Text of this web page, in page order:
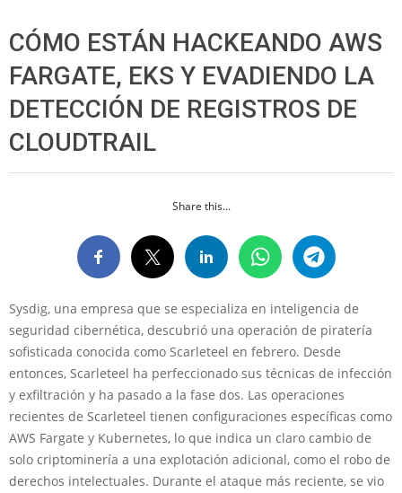
CÓMO ESTÁN HACKEANDO AWS
FARGATE, EKS Y EVADIENDO LA
DETECCIÓN DE REGISTROS DE
CLOUDTRAIL
Share this...
Sysdig, una empresa que se especializa en inteligencia de
seguridad cibernética, descubrió una operación de piratería
sofisticada conocida como Scarleteel en febrero. Desde
entonces, Scarleteel ha perfeccionado sus técnicas de infección
y exfiltración y ha pasado a la fase dos. Las operaciones
recientes de Scarleteel tienen configuraciones específicas como
AWS Fargate y Kubernetes, lo que indica un claro cambio de
solo criptominería a una explotación adicional, como el robo de
derechos intelectuales. Durante el ataque más reciente, se vio